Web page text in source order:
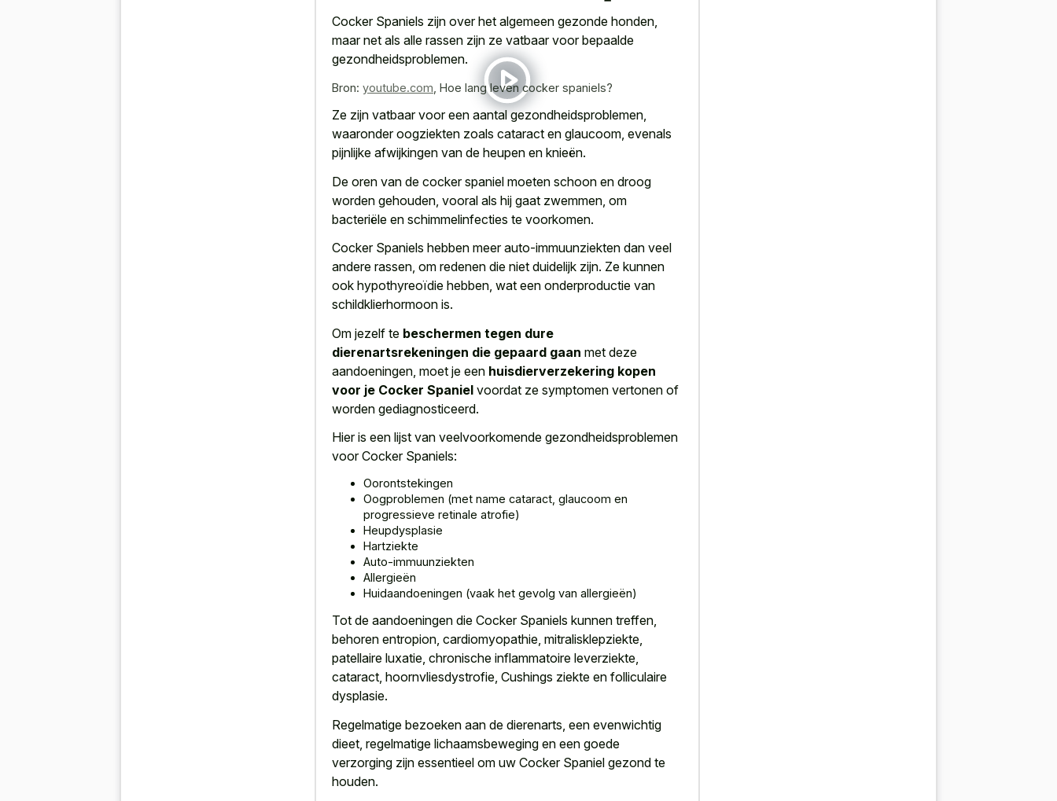
Cocker Spaniels zijn over het algemeen gezonde honden,
maar net als alle rassen zijn ze vatbaar voor bepaalde
gezondheidsproblemen.
Bron: youtube.com Hoe lang leven cocker spaniels?
Ze zijn vatbaar voor een aantal gezondheidsproblemen,
waaronder oogziekten zoals cataract en glaucoom, evenals
pijnlijke afwijkingen van de heupen en knieën.
De oren van de cocker spaniel moeten schoon en droog
worden gehouden, vooral als hij gaat zwemmen, om
bacteriële en schimmelinfecties te voorkomen.
Cocker Spaniels hebben meer auto-immuunziekten dan veel
andere rassen, om redenen die niet duidelijk zijn. Ze kunnen
ook hypothyreoïdie hebben, wat een onderproductie van
schildklierhormoon is.
Om jezelf te beschermen tegen dure
dierenartsrekeningen die gepaard gaan met deze
aandoeningen, moet je een huisdierverzekering kopen
voor je Cocker Spaniel voordat ze symptomen vertonen of
worden gediagnosticeerd.
Hier is een lijst van veelvoorkomende gezondheidsproblemen
voor Cocker Spaniels:
Oorontstekingen
Oogproblemen (met name cataract, glaucoom en
progressieve retinale atrofie)
Heupdysplasie
Hartziekte
Auto-immuunziekten
Allergieën
Huidaandoeningen (vaak het gevolg van allergieën)
Tot de aandoeningen die Cocker Spaniels kunnen treffen,
behoren entropion, cardiomyopathie, mitralisklepziekte,
patellaire luxatie, chronische inflammatoire leverziekte,
cataract, hoornvliesdystrofie, Cushings ziekte en folliculaire
dysplasie.
Regelmatige bezoeken aan de dierenarts, een evenwichtig
dieet, regelmatige lichaamsbeweging en een goede
verzorging zijn essentieel om uw Cocker Spaniel gezond te
houden.